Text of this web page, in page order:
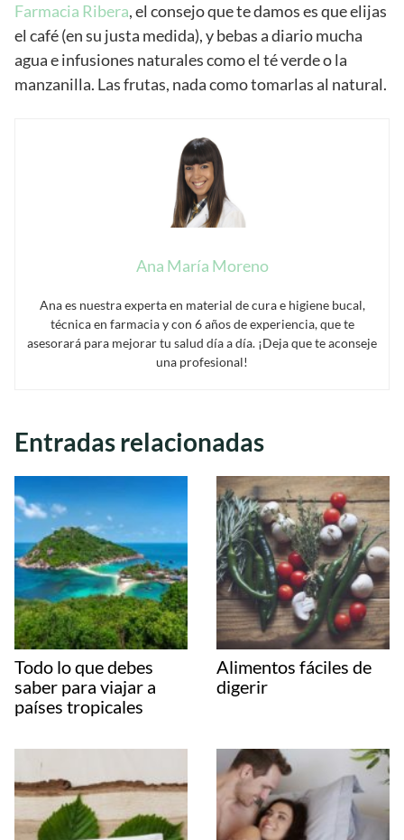
Farmacia Ribera, el consejo que te damos es que elijas
el café (en su justa medida), y bebas a diario mucha
agua e infusiones naturales como el té verde o la
manzanilla. Las frutas, nada como tomarlas al natural.
Ana María Moreno
Ana es nuestra experta en material de cura e higiene bucal,
técnica en farmacia y con 6 años de experiencia, que te
asesorará para mejorar tu salud día a día. ¡Deja que te aconseje
una profesional!
Entradas relacionadas
Todo lo que debes
saber para viajar a
países tropicales
Alimentos fáciles de
digerir